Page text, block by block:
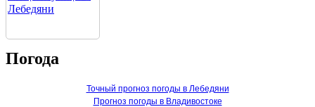
Погода
Точный прогноз погоды в Лебедяни
Прогноз погоды в Владивостоке